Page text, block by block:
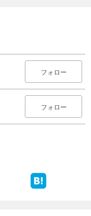
フォロー
フォロー